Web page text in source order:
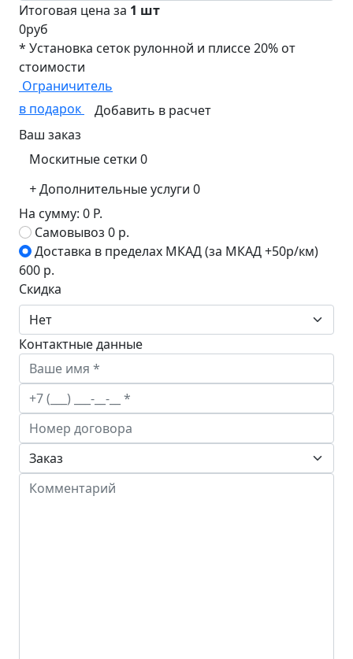
Итоговая цена за 1 шт
0руб
* Установка сеток рулонной и плиссе 20% от
стоимости
Ограничитель
в подарок
Добавить в расчет
Ваш заказ
Москитные сетки 0
+Дополнительные услуги 0
На сумму: 0 Р.
Самовывоз 0 р.
Доставка в пределах МКАД (за МКАД +50р/км)
600 р.
Скидка
Контактные данные